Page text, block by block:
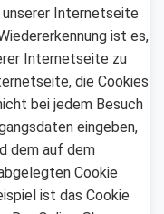
Internetseite
ist es,
Internetseite zu
die Cookies
bei jedem Besuch
eingeben,
dem auf dem
Cookie
ist das Cookie